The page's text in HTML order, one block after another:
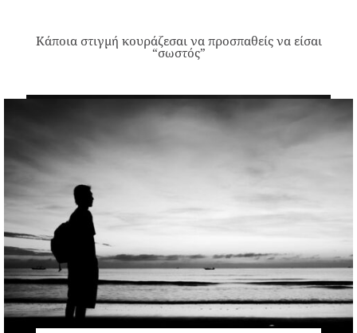
Κάποια στιγμή κουράζεσαι να προσπαθείς να είσαι
“σωστός”